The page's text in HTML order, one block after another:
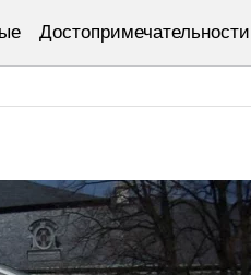
Достопримечательности